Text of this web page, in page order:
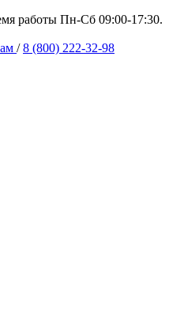
работы Пн-Сб 09:00-17:30.
/ 8 (800) 222-32-98